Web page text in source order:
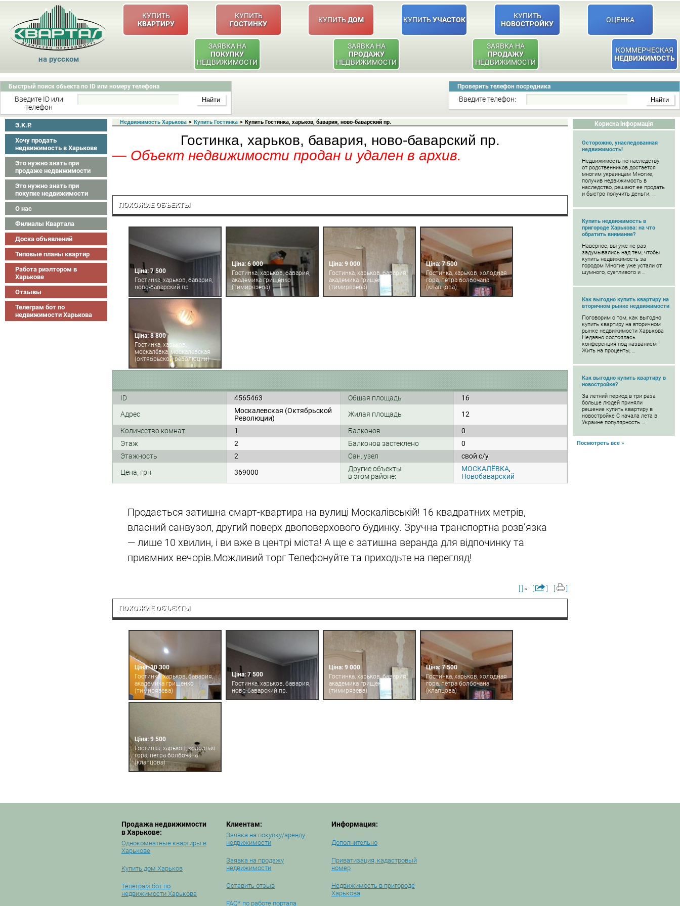
на русском
КУПИТЬ
КВАРТИРУ
КУПИТЬ
ГОСТИНКУ
КУПИТЬДОМ КУПИТЬУЧАСТОК
КУПИТЬ
НОВОСТРОЙКУ
ОЦЕНКА
ЗАЯВКА НА
ПОКУПКУ
НЕДВИЖИМОСТИ
ЗАЯВКА НА
ПРОДАЖУ
НЕДВИЖИМОСТИ
ЗАЯВКА НА
ПРОДАЖУ
НЕДВИЖИМОСТИ
КОММЕРЧЕСКАЯ
НЕДВИЖИМОСТЬ
Быстрый поиск обьекта по ID или номеру телефона
Введите ID или
телефон
Проверить телефон посредника
Введите телефон:
Э.K.P.
Хочу продать
недвижимость в Харькове
Это нужно знать при
продаже недвижимости
Это нужно знать при
покупке недвижимости
О нас
Филиалы Квартала
Доска объявлений
Типовые планы квартир
Работа риэлтором в
Харькове
Отзывы
Телеграм бот по
недвижимости Харькова
Корисна інформація
Осторожно, унаследованная
недвижимость!
Недвижимость по наследству
от родственников достается
многим украинцам Многие,
получив недвижимость в
наследство, решают ее продать
и быстро получить деньги. …
Купить недвижимость в
пригороде Харькова: на что
обратить внимание?
Наверное, вы уже не раз
задумывались над тем, чтобы
купить недвижимость за
городом Многие уже устали от
шумного, суетливого и …
Как выгодно купить квартиру на
вторичном рынке недвижимости
Поговорим о том, как выгодно
купить квартиру на вторичном
рынке недвижимости Харькова
Недавно состоялась
конференция под названием
Жить на проценты, …
Как выгодно купить квартиру в
новостройке?
За летний период в три раза
больше людей приняли
решение купить квартиру в
новостройке С начала лета в
Украине популярность …
Посмотреть все »
Недвижимость Харькова > Купить Гостинка > Купить Гостинка, харьков, бавария, ново-баварский пр.
Гостинка, харьков, бавария, ново-баварский пр.
— Объект недвижимости продан и удален в архив.
ПОХОЖИЕ ОБЪЕКТЫ
Ціна: 7 500
Гостинка, харьков, бавария,
ново-баварский пр.
Ціна: 6 000
Гостинка, харьков, бавария,
академика грищенко
(тимирязева)
Ціна: 9 000
Гостинка, харьков, бавария,
академика грищенко
(тимирязева)
Ціна: 7 500
Гостинка, харьков, холодная
гора, петра болбочана
(клапцова)
Ціна: 8 800
Гостинка, харьков,
москалёвка, москалевская
(октябрьской революции)
ID 4565463 Общая площадь
16
Адрес
Москалевская (Октябрьской
Революции)
Жилая площадь 12
Количество комнат 1 Балконов
0
Этаж
2 Балконов застеклено
0
Этажность
2 Сан. узел
свой с/у
Цена, грн
369000
Другие объекты
в этом районе:
МОСКАЛЁВКА,
Новобаварский
Продається затишна смарт-квартира на вулиці Москалівській! 16 квадратних метрів,
власний санвузол, другий поверх двоповерхового будинку. Зручна транспортна розв’язка
— лише 10 хвилин, і ви вже в центрі міста! А ще є затишна веранда для відпочинку та
приємних вечорів.Можливий торг Телефонуйте та приходьте на перегляд!
ПОХОЖИЕ ОБЪЕКТЫ
Ціна: 10 300
Гостинка, харьков, бавария,
академика грищенко
(тимирязева)
Ціна: 7 500
Гостинка, харьков, бавария,
ново-баварский пр.
Ціна: 9 000
Гостинка, харьков, бавария,
академика грищенко
(тимирязева)
Ціна: 7 500
Гостинка, харьков, холодная
гора, петра болбочана
(клапцова)
Ціна: 9 500
Гостинка, харьков, холодная
гора, петра болбочана
(клапцова)
Продажа недвижимости
в Харькове:
Однокомнатные квартиры в
Харькове
Купить дом Харьков
Телеграм бот по
недвижимости Харькова
Клиентам:
Заявка на покупку/аренду
недвижимости
Заявка на продажу
недвижимости
Оставить отзыв
FAQ* по работе портала
Информация:
Дополнительно
Приватизация, кадастровый
номер
Недвижимость в пригороде
Харькова